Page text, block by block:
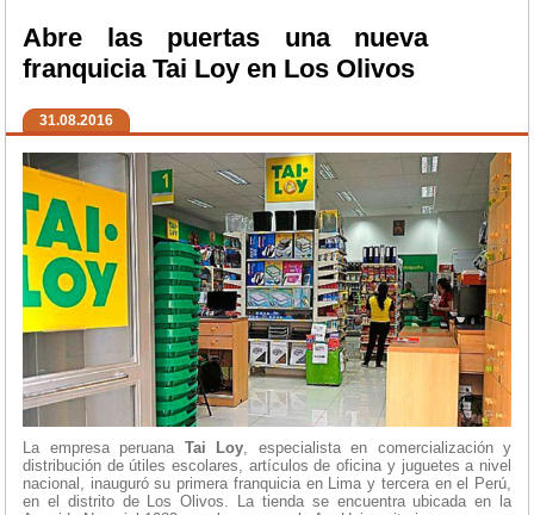
Abre las puertas una nueva
franquicia Tai Loy en Los Olivos
31.08.2016
La empresa peruana Tai Loy , especialista en comercialización y
distribución de útiles escolares, artículos de oficina y juguetes a nivel
nacional, inauguró su primera franquicia en Lima y tercera en el Perú,
en el distrito de Los Olivos. La tienda se encuentra ubicada en la